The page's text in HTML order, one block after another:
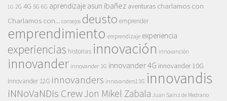
1G 2G 4G 5G 6G aprendizaje asun ibañez aventuras charlamos con
Charlamos con... consejos deusto emprender
emprendimiento emprendizaje experiencia
experiencias historias innovación innovanción
innovander innovander 1G innovander 4G innovander 10G
innovander 12G innovanders innovanders13G innovandis
iNNoVaNDis CrewJon Mikel Zabala Juan Sainz de Medrano